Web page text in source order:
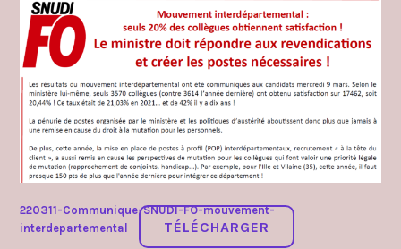
mouvement
inter
(permutations)
220311-Communique-SNUDI-FO-mouvement-
interdepartemental
TÉLÉCHARGER